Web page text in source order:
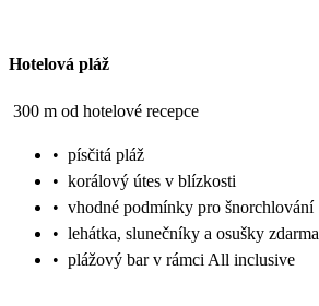
Hotelová pláž
300 m od hotelové recepce
• písčitá pláž
• korálový útes v blízkosti
• vhodné podmínky pro šnorchlování
• lehátka, slunečníky a osušky zdarma
• plážový bar v rámci All inclusive